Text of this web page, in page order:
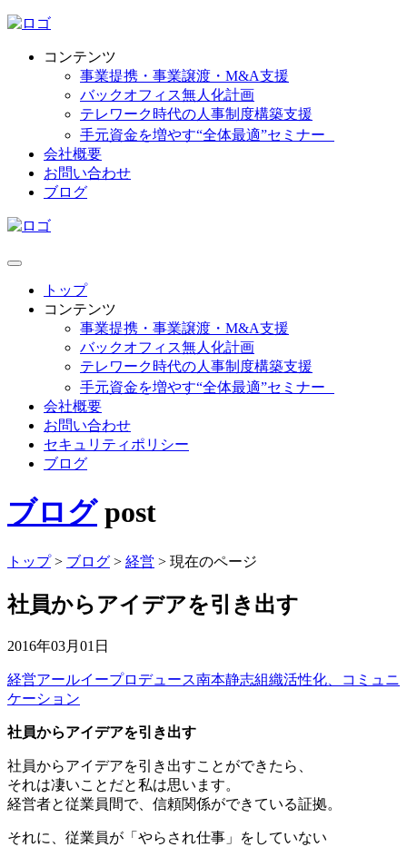
コンテンツ
事業提携・事業譲渡・M&A支援
バックオフィス無人化計画
テレワーク時代の人事制度構築支援
手元資金を増やす“全体最適”セミナー
会社概要
お問い合わせ
ブログ
トップ
コンテンツ
事業提携・事業譲渡・M&A支援
バックオフィス無人化計画
テレワーク時代の人事制度構築支援
手元資金を増やす“全体最適”セミナー
会社概要
お問い合わせ
セキュリティポリシー
ブログ
ブログ post
トップ> ブログ > 経営 > 現在のページ
社員からアイデアを引き出す
2016年03月01日
経営アールイープロデュース南本静志組織活性化、コミュニ
ケーション
社員からアイデアを引き出す
社員からアイデアを引き出すことができたら、
それは凄いことだと私は思います。
経営者と従業員間で、信頼関係ができている証拠。
それに、従業員が「やらされ仕事」をしていない